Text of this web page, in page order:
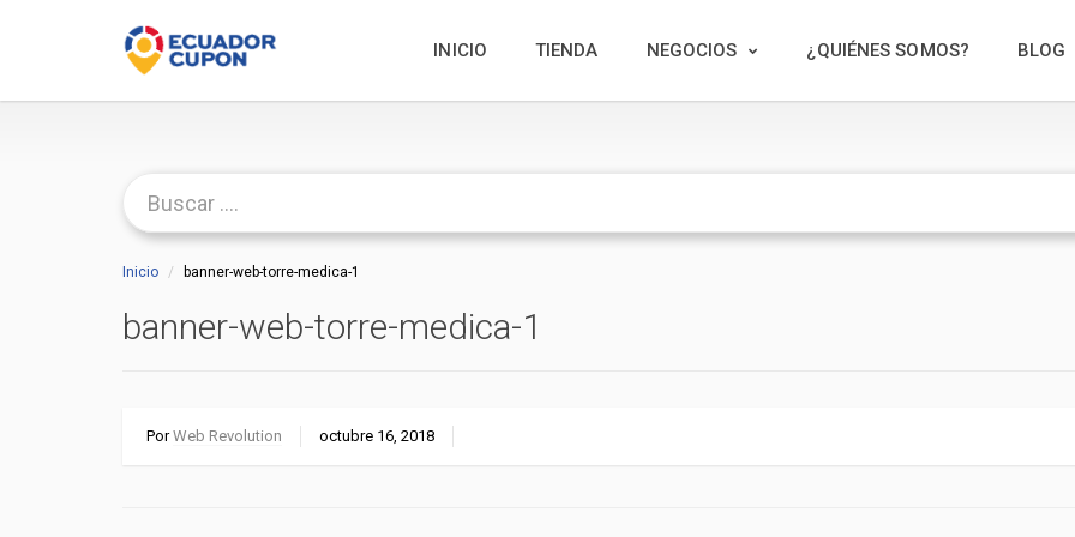
INICIO TIENDA NEGOCIOS ¿QUIÉNES SOMOS? BLOG
Inicio banner-web-torre-medica-1
banner-web-torre-medica-1
PorWeb Revolution octubre 16, 2018